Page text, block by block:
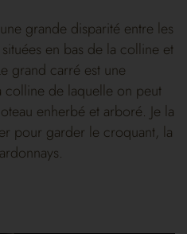
grande disparité entre les
en bas de la colline et
grand carré est une
colline de laquelle on peut
enherbé et arboré. Je la
pour garder le croquant, la